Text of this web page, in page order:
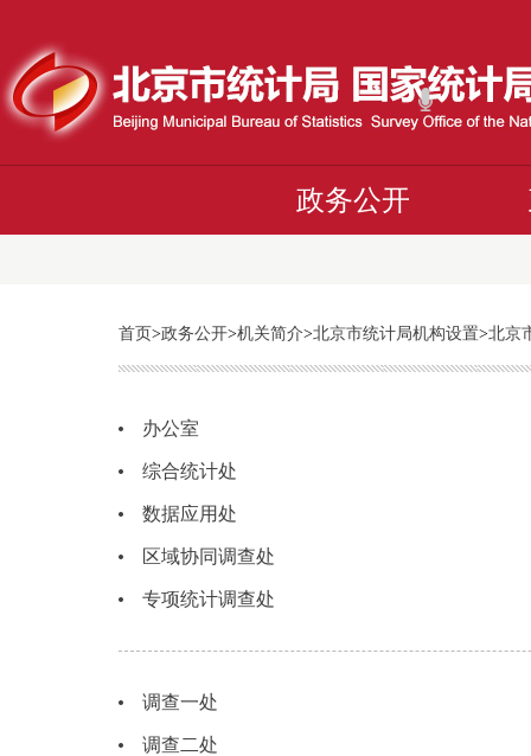
政务公开
首页>政务公开>机关简介>北京市统计局机构设置>北京
办公室
综合统计处
数据应用处
区域协同调查处
专项统计调查处
调查一处
调查二处